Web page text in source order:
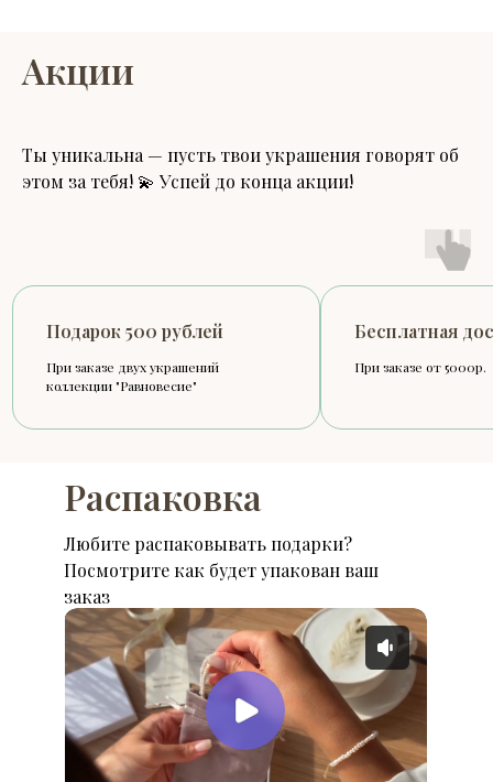
Акции
Ты уникальна — пусть твои украшения говорят об
этом за тебя! 💫 Успей до конца акции!
рублей
украшений
Бесплатная доставка
Распаковка
Любите распаковывать подарки?
Посмотрите как будет упакован ваш
заказ